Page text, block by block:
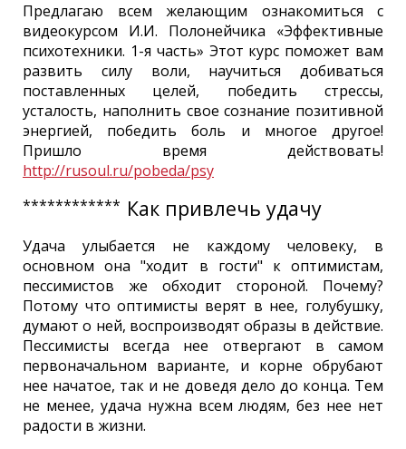
Предлагаю всем желающим ознакомиться с
видеокурсом И.И. Полонейчика «Эффективные
психотехники. 1-я часть» Этот курс поможет вам
развить силу воли, научиться добиваться
поставленных целей, победить стрессы,
усталость, наполнить свое сознание позитивной
энергией, победить боль и многое другое!
Пришло время действовать!
http://rusoul.ru/pobeda/psy
************ Как привлечь удачу
Удача улыбается не каждому человеку, в
основном она "ходит в гости" к оптимистам,
пессимистов же обходит стороной. Почему?
Потому что оптимисты верят в нее, голубушку,
думают о ней, воспроизводят образы в действие.
Пессимисты всегда нее отвергают в самом
первоначальном варианте, и корне обрубают
нее начатое, так и не доведя дело до конца. Тем
не менее, удача нужна всем людям, без нее нет
радости в жизни.